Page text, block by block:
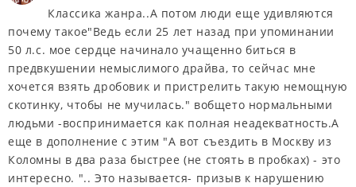
Классика жанра..А потом люди еще удивляются
почему такое"Ведь если 25 лет назад при упоминании
50 л.с. мое сердце начинало учащенно биться в
предвкушении немыслимого драйва, то сейчас мне
хочется взять дробовик и пристрелить такую немощную
скотинку, чтобы не мучилась." вобщето нормальными
людьми -воспринимается как полная неадекватность.А
еще в дополнение с этим "А вот съездить в Москву из
Коломны в два раза быстрее (не стоять в пробках) - это
интересно. ".. Это называется- призыв к нарушению